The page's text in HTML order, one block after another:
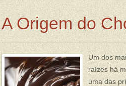
A Origem do
Um dos
raízes há
uma das